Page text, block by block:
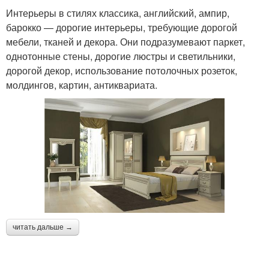
Интерьеры в стилях классика, английский, ампир,
барокко — дорогие интерьеры, требующие дорогой
мебели, тканей и декора. Они подразумевают паркет,
однотонные стены, дорогие люстры и светильники,
дорогой декор, использование потолочных розеток,
молдингов, картин, антиквариата.
читать дальше →